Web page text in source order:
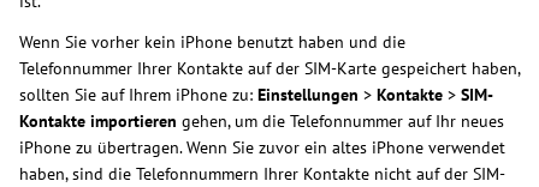
Wenn Sie vorher kein iPhone benutzt haben und die
Telefonnummer Ihrer Kontakte auf der SIM-Karte gespeichert haben,
sollten Sie auf Ihrem iPhone zu: Einstellungen > Kontakte > SIM-
Kontakte importieren gehen, um die Telefonnummer auf Ihr neues
iPhone zu übertragen. Wenn Sie zuvor ein altes iPhone verwendet
haben, sind die Telefonnummern Ihrer Kontakte nicht auf der SIM-